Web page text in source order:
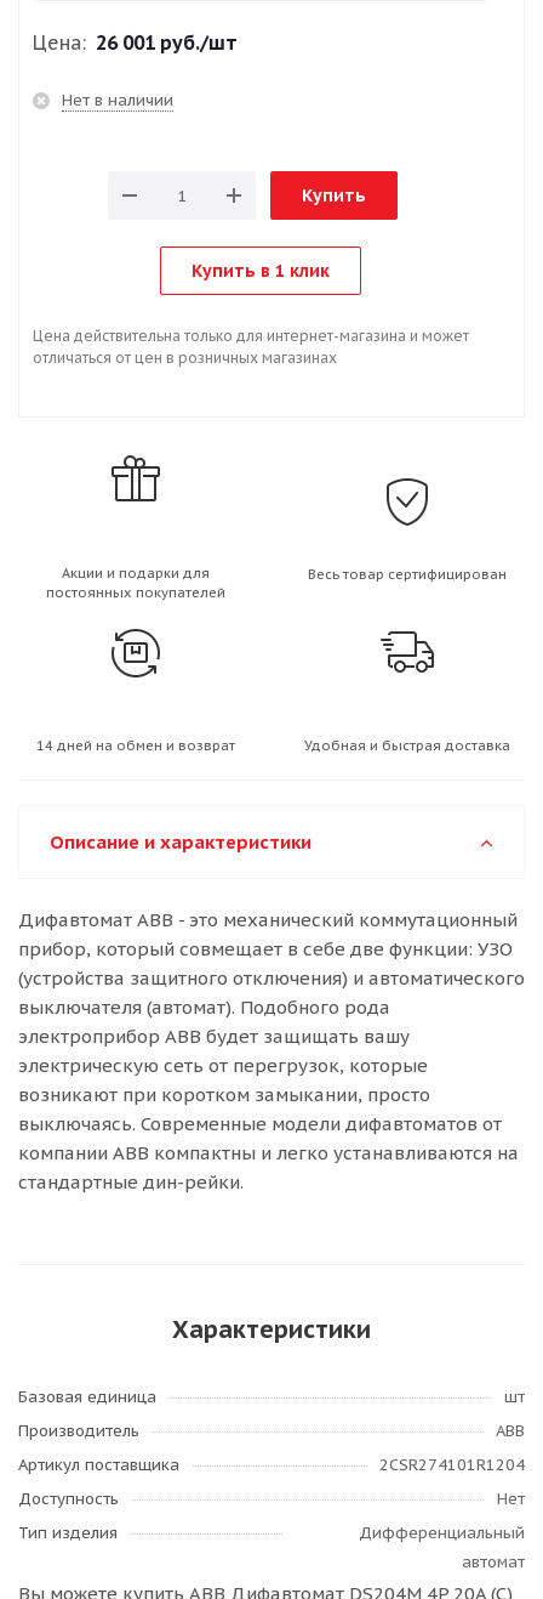
Цена: 26 001 руб./шт
Нет в наличии
Купить
Купить в 1 клик
Цена действительна только для интернет-магазина и может
отличаться от цен в розничных магазинах
Акции и подарки для
постоянных покупателей
Весь товар сертифицирован
14 дней на обмен и возврат Удобная и быстрая доставка
Описание и характеристики
Дифавтомат АВВ - это механический коммутационный
прибор, который совмещает в себе две функции: УЗО
(устройства защитного отключения) и автоматического
выключателя (автомат). Подобного рода
электроприбор ABB будет защищать вашу
электрическую сеть от перегрузок, которые
возникают при коротком замыкании, просто
выключаясь. Современные модели дифавтоматов от
компании ABB компактны и легко устанавливаются на
стандартные дин-рейки.
Характеристики
Базовая единица
шт
Производитель
ABB
Артикул поставщика
2CSR274101R1204
Доступность
Нет
Тип изделия
Дифференциальный
автомат
Вы можете купить ABB Дифавтомат DS204M 4P 20A (C)